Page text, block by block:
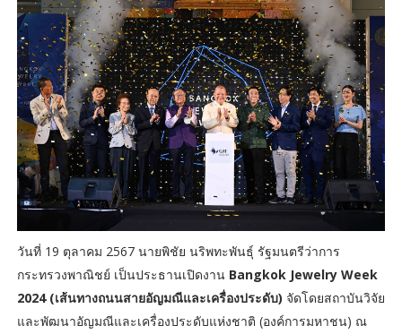
วันที่ 19 ตุลาคม 2567 นายพิชัย นริพทะพันธุ์ รัฐมนตรีว่าการ
กระทรวงพาณิชย์ เป็นประธานเปิดงาน Bangkok Jewelry Week
2024 (เส้นทางถนนสายอัญมณีและเครื่องประดับ) จัดโดยสถาบันวิจัย
และพัฒนาอัญมณีและเครื่องประดับแห่งชาติ (องค์การมหาชน) ณ